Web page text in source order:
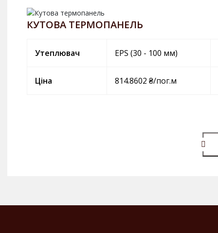
КУТОВА ТЕРМОПАНЕЛЬ
Утеплювач EPS (30 - 100 мм)
Ціна 814.8602 ₴/пог.м